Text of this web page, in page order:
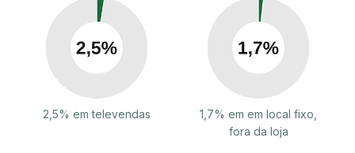
2,5% em televendas
1,7% em em local fixo,
fora da loja